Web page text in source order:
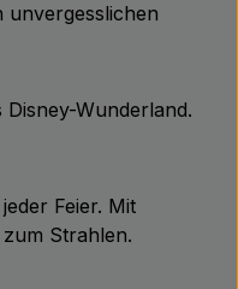
unvergesslichen
Wunderland.
Feier. Mit
Strahlen.